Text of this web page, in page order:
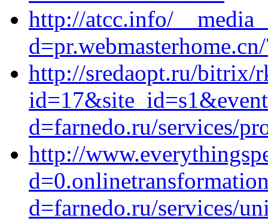
http://atcc.info/
http://sredaopt.ru/bitrix/
d=farnedo.ru/services/
http://
d=farnedo.ru/services/